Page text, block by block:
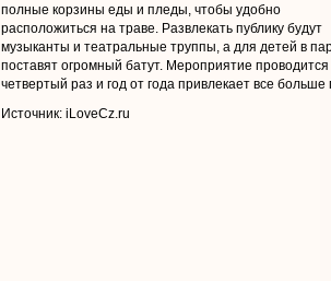
полные корзины еды и пледы, чтобы удобно
расположиться на траве. Развлекать публику будут
музыканты и театральные труппы, а для детей в
поставят огромный батут. Мероприятие проводится
четвертый раз и год от года привлекает все больше
Источник: iLoveCz.ru